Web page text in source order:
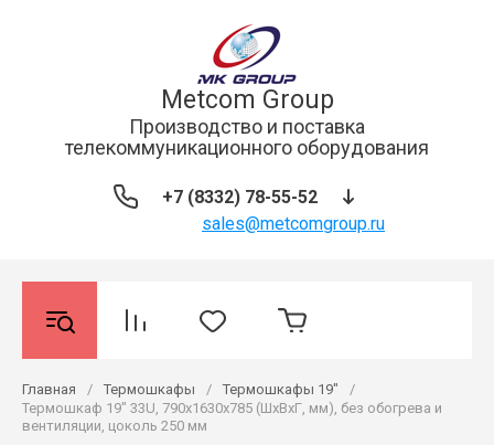
Metcom Group
Производство и поставка
телекоммуникационного оборудования
+7 (8332) 78-55-52
sales@metcomgroup.ru
Главная / Термошкафы / Термошкафы 19"
/
Термошкаф 19" 33U, 790х1630х785 (ШхВхГ, мм), без обогрева и
вентиляции, цоколь 250 мм